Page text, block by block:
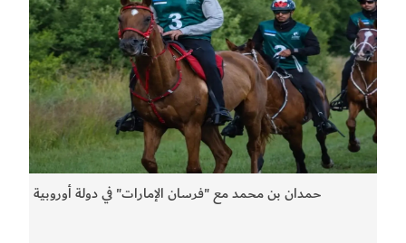
حمدان بن محمد مع "فرسان الإمارات" في دولة أوروبية